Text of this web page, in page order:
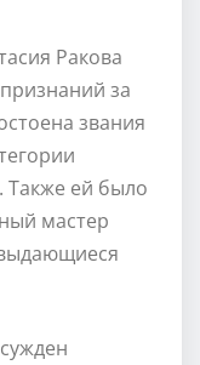
Ракова
за
звания
Также ей было
мастер